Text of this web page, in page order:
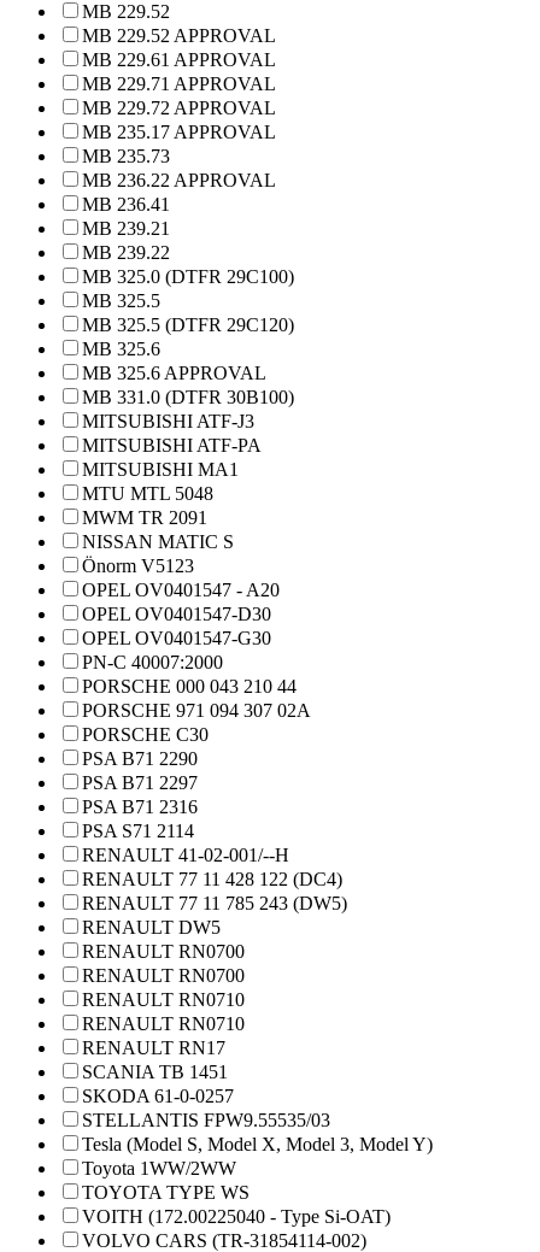
MB 229.52
MB 229.52 APPROVAL
MB 229.61 APPROVAL
MB 229.71 APPROVAL
MB 229.72 APPROVAL
MB 235.17 APPROVAL
MB 235.73
MB 236.22 APPROVAL
MB 236.41
MB 239.21
MB 239.22
MB 325.0 (DTFR 29C100)
MB 325.5
MB 325.5 (DTFR 29C120)
MB 325.6
MB 325.6 APPROVAL
MB 331.0 (DTFR 30B100)
MITSUBISHI ATF-J3
MITSUBISHI ATF-PA
MITSUBISHI MA1
MTU MTL 5048
MWM TR 2091
NISSAN MATIC S
Önorm V5123
OPEL OV0401547 - A20
OPEL OV0401547-D30
OPEL OV0401547-G30
PN-C 40007:2000
PORSCHE 000 043 210 44
PORSCHE 971 094 307 02A
PORSCHE C30
PSA B71 2290
PSA B71 2297
PSA B71 2316
PSA S71 2114
RENAULT 41-02-001/--H
RENAULT 77 11 428 122 (DC4)
RENAULT 77 11 785 243 (DW5)
RENAULT DW5
RENAULT RN0700
RENAULT RN0700
RENAULT RN0710
RENAULT RN0710
RENAULT RN17
SCANIA TB 1451
SKODA 61-0-0257
STELLANTIS FPW9.55535/03
Tesla (Model S, Model X, Model 3, Model Y)
Toyota 1WW/2WW
TOYOTA TYPE WS
VOITH (172.00225040 - Type Si-OAT)
VOLVO CARS (TR-31854114-002)